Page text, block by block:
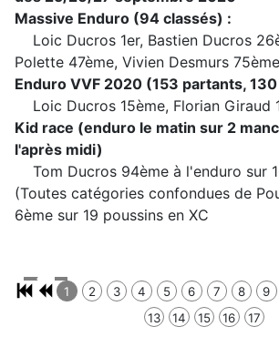
Massive Enduro (94 classés) :
Loic Ducros 1er, Bastien Ducros
Polette 47ème, Vivien Desmurs 75ème
Enduro VVF 2020 (153 partants,
Loic Ducros 15ème, Florian Giraud
Kid race (enduro le matin sur 2
l'après midi)
Tom Ducros 94ème à l'enduro sur
(Toutes catégories confondues de
6ème sur 19 poussins en XC
1 2 3 4 5 6 7 8 9
13
14 15 16 17